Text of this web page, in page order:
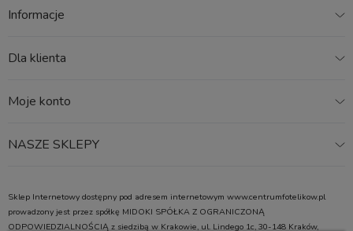
Wbudowana ochrona boczna
iZi Flex II wyposażony został w ochronę boczną po obu
jest prawidłowo chronione. W razie potrzeby osłonę można
zaoszczędzić sporo miejsca np. w przypadku montażu 3
Informacje
Dla klienta
Moje konto
NASZE SKLEPY
Sklep Internetowy dostępny pod adresem internetowym www.centrumfotelikow.pl
prowadzony jest przez spółkę MIDOKI SPÓŁKA Z OGRANICZONĄ
ODPOWIEDZIALNOŚCIĄ z siedzibą w Krakowie, ul. Lindego 1c, 30-148 Kraków,